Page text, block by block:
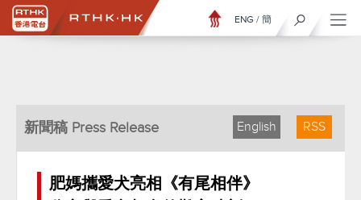
ENG / 簡
新聞稿 Press Release RSS
English
肥媽攜愛犬亮相《有尾相伴》